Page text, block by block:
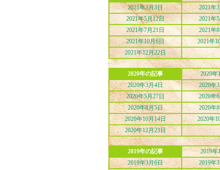
2021年3月3日
2021年
2021年5月12日
2021年
2021年7月21日
2021年
2021年10月6日
2021年
2021年12月22日
2020年の記事
2020年
2020年3月4日
2020年
2020年5月27日
2020年
2020年8月5日
2020年
2020年10月14日
2020年
2020年12月23日
2019年の記事
2019年
2019年3月6日
2019年